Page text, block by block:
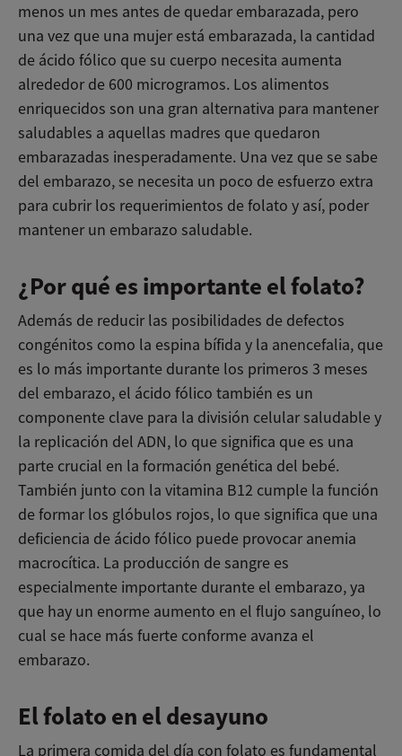
menos un mes antes de quedar embarazada, pero
una vez que una mujer está embarazada, la cantidad
de ácido fólico que su cuerpo necesita aumenta
alrededor de 600 microgramos. Los alimentos
enriquecidos son una gran alternativa para mantener
saludables a aquellas madres que quedaron
embarazadas inesperadamente. Una vez que se sabe
del embarazo, se necesita un poco de esfuerzo extra
para cubrir los requerimientos de folato y así, poder
mantener un embarazo saludable.
¿Por qué es importante el folato?
Además de reducir las posibilidades de defectos
congénitos como la espina bífida y la anencefalia, que
es lo más importante durante los primeros 3 meses
del embarazo, el ácido fólico también es un
componente clave para la división celular saludable y
la replicación del ADN, lo que significa que es una
parte crucial en la formación genética del bebé.
También junto con la vitamina B12 cumple la función
de formar los glóbulos rojos, lo que significa que una
deficiencia de ácido fólico puede provocar anemia
macrocítica. La producción de sangre es
especialmente importante durante el embarazo, ya
que hay un enorme aumento en el flujo sanguíneo, lo
cual se hace más fuerte conforme avanza el
embarazo.
El folato en el desayuno
La primera comida del día con folato es fundamental